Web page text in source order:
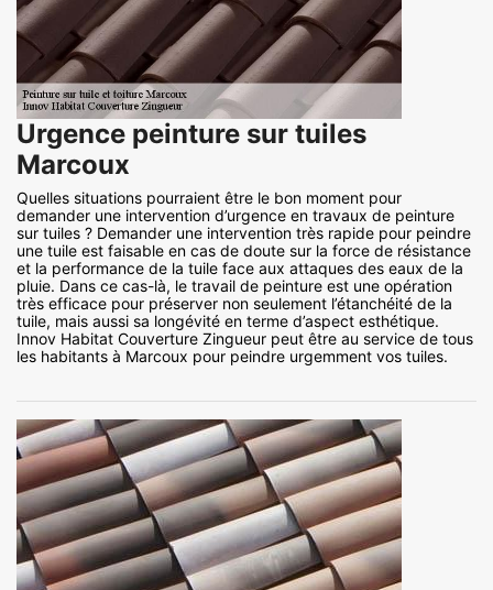
Urgence peinture sur tuiles
Marcoux
Quelles situations pourraient être le bon moment pour
demander une intervention d’urgence en travaux de peinture
sur tuiles ? Demander une intervention très rapide pour peindre
une tuile est faisable en cas de doute sur la force de résistance
et la performance de la tuile face aux attaques des eaux de la
pluie. Dans ce cas-là, le travail de peinture est une opération
très efficace pour préserver non seulement l’étanchéité de la
tuile, mais aussi sa longévité en terme d’aspect esthétique.
Innov Habitat Couverture Zingueur peut être au service de tous
les habitants à Marcoux pour peindre urgemment vos tuiles.